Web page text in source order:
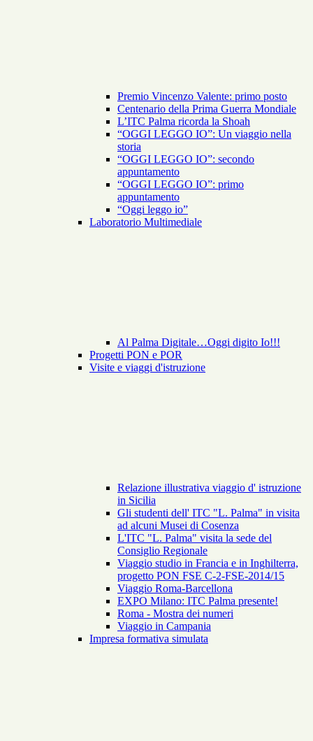
Premio Vincenzo Valente: primo posto
Centenario della Prima Guerra Mondiale
L’ITC Palma ricorda la Shoah
“OGGI LEGGO IO”: Un viaggio nella
storia
“OGGI LEGGO IO”: secondo
appuntamento
“OGGI LEGGO IO”: primo
appuntamento
“Oggi leggo io”
Laboratorio Multimediale
Al Palma Digitale…Oggi digito Io!!!
Progetti PON e POR
Visite e viaggi d'istruzione
Relazione illustrativa viaggio d' istruzione
in Sicilia
Gli studenti dell' ITC "L. Palma" in visita
ad alcuni Musei di Cosenza
L'ITC "L. Palma" visita la sede del
Consiglio Regionale
Viaggio studio in Francia e in Inghilterra,
progetto PON FSE C-2-FSE-2014/15
Viaggio Roma-Barcellona
EXPO Milano: ITC Palma presente!
Roma - Mostra dei numeri
Viaggio in Campania
Impresa formativa simulata